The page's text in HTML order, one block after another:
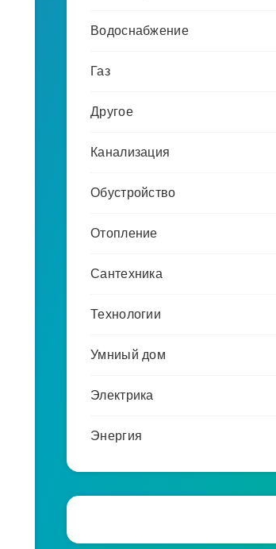
Водоснабжение
Газ
Другое
Канализация
Обустройство
Отопление
Сантехника
Технологии
Умниый дом
Электрика
Энергия